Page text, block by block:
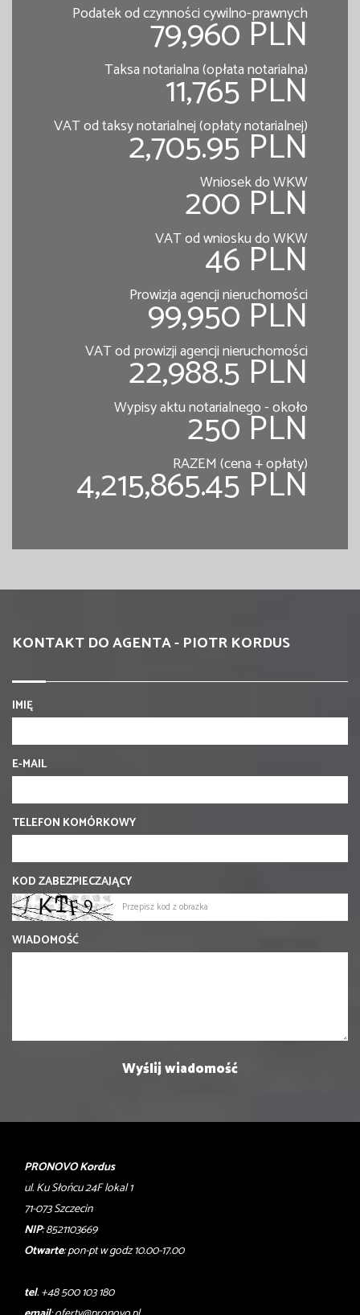
Podatek od czynności cywilno-prawnych
79,960 PLN
Taksa notarialna (opłata notarialna)
11,765 PLN
VAT od taksy notarialnej (opłaty notarialnej)
2,705.95 PLN
Wniosek do WKW
200 PLN
VAT od wniosku do WKW
46 PLN
Prowizja agencji nieruchomości
99,950 PLN
VAT od prowizji agencji nieruchomości
22,988.5 PLN
Wypisy aktu notarialnego - około
250 PLN
RAZEM (cena + opłaty)
4,215,865.45 PLN
KONTAKT DO AGENTA - PIOTR KORDUS
IMIĘ
E-MAIL
TELEFON KOMÓRKOWY
KOD ZABEZPIECZAJĄCY
WIADOMOŚĆ
PRONOVO Kordus
ul. Ku Słońcu 24F lokal 1
71-073 Szczecin
NIP: 8521103669
Otwarte: pon-pt w godz 10.00-17.00
tel. +48 500 103 180